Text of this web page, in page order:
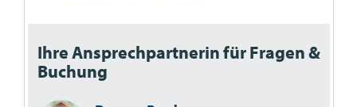
Ihre Ansprechpartnerin für Fragen &
Buchung